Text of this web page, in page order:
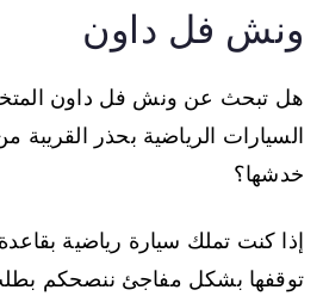
ونش فل داون
هل تبحث عن ونش فل داون
السيارات الرياضية بحذر القريبة
خدشها؟
إذا كنت تملك سيارة رياضية
توقفها بشكل مفاجئ ننصحكم